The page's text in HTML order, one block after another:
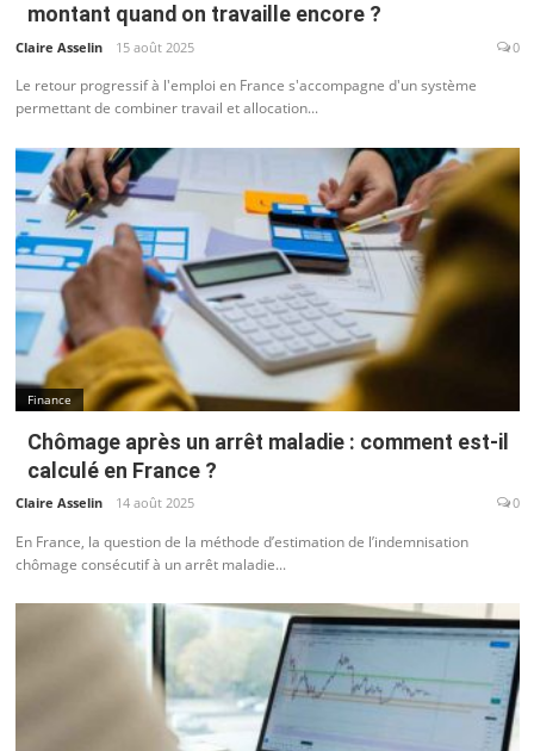
montant quand on travaille encore ?
Claire Asselin 15 août 2025 0
Le retour progressif à l'emploi en France s'accompagne d'un système
permettant de combiner travail et allocation...
Finance
Chômage après un arrêt maladie : comment est-il
calculé en France ?
Claire Asselin 14 août 2025 0
En France, la question de la méthode d’estimation de l’indemnisation
chômage consécutif à un arrêt maladie...